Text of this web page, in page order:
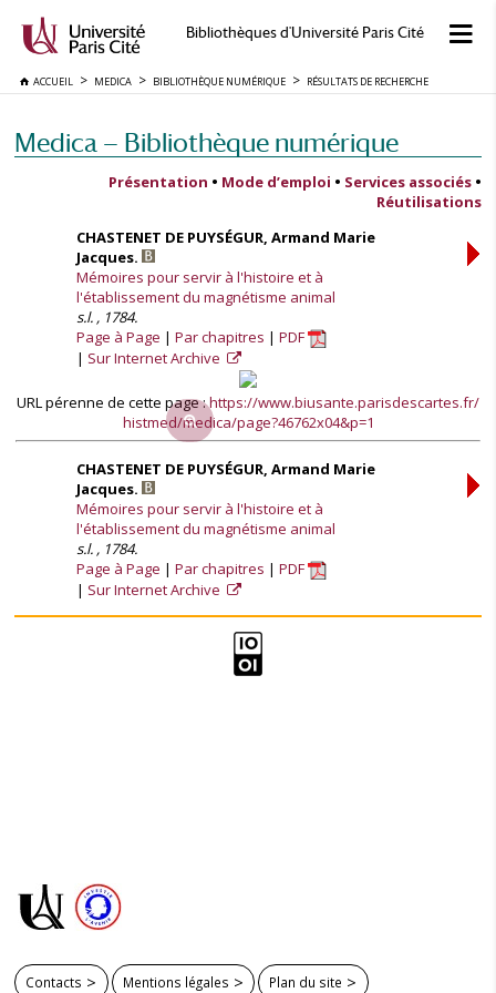
Bibliothèques d'Université Paris Cité
ACCUEIL MEDICA BIBLIOTHÈQUE NUMÉRIQUE RÉSULTATS DE RECHERCHE
Medica — Bibliothèque numérique
Présentation • Mode d’emploi • Services associés •
Réutilisations
CHASTENET DE PUYSÉGUR, Armand Marie
Jacques.
Mémoires pour servir à l'histoire et à
l'établissement du magnétisme animal
s.l. , 1784.
Page à Page
Par chapitres
PDF
Sur Internet Archive
URL pérenne de cette page :https://www.biusante.parisdescartes.fr/
histmed/medica/page?46762x04&p=1
CHASTENET DE PUYSÉGUR, Armand Marie
Jacques.
Mémoires pour servir à l'histoire et à
l'établissement du magnétisme animal
s.l. , 1784.
Page à Page
Par chapitres
PDF
Sur Internet Archive
Contacts Mentions légales Plan du site